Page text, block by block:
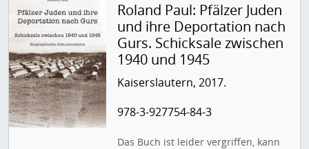
Roland Paul: Pfälzer Juden
und ihre Deportation nach
Gurs. Schicksale zwischen
1940 und 1945
Kaiserslautern, 2017.
978-3-927754-84-3
Das Buch ist leider vergriffen, kann